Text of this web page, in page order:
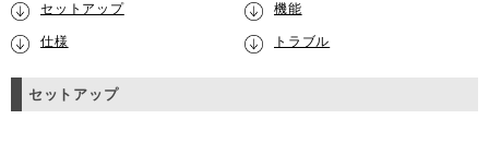
セットアップ 機能
仕様 トラブル
セットアップ